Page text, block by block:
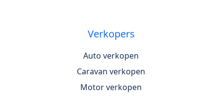
Verkopers
Auto verkopen
Caravan verkopen
Motor verkopen